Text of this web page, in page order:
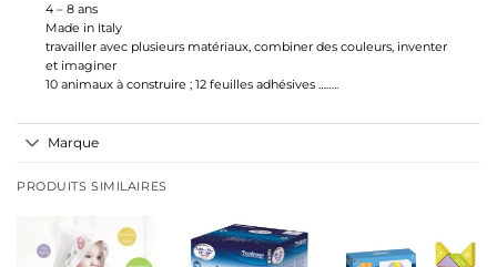
4 – 8 ans
Made in Italy
travailler avec plusieurs matériaux, combiner des couleurs, inventer
et imaginer
10 animaux à construire ; 12 feuilles adhésives ……..
Marque
PRODUITS SIMILAIRES